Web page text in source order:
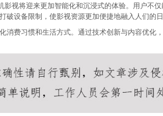
视将迎来更加智能化和沉浸式的体验。用户不
设备限制，使影视资源更加便捷地融入人们的日
费习惯和生活方式。通过技术创新与内容优化